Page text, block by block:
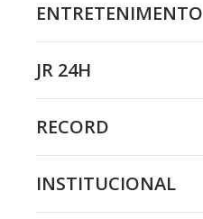
ENTRETENIMENTO
JR 24H
RECORD
INSTITUCIONAL